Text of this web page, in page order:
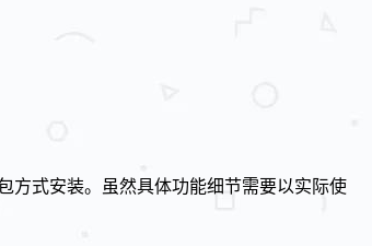
方式安装。虽然具体功能细节需要以实际使